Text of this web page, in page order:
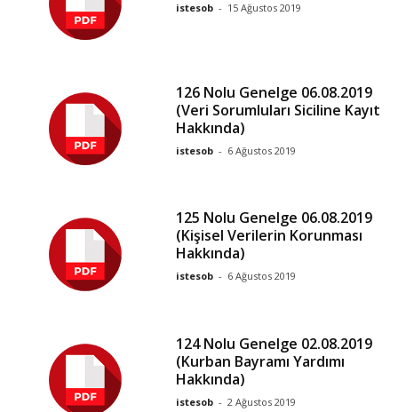
istesob - 15 Ağustos 2019
126 Nolu Genelge 06.08.2019
(Veri Sorumluları Siciline Kayıt
Hakkında)
istesob - 6 Ağustos 2019
125 Nolu Genelge 06.08.2019
(Kişisel Verilerin Korunması
Hakkında)
istesob - 6 Ağustos 2019
124 Nolu Genelge 02.08.2019
(Kurban Bayramı Yardımı
Hakkında)
istesob - 2 Ağustos 2019